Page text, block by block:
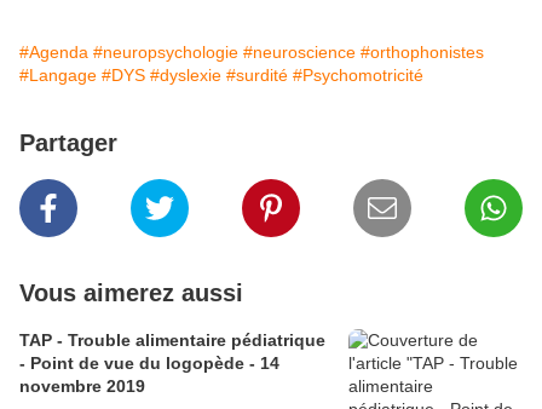
#Agenda #neuropsychologie #neuroscience #orthophonistes
#Langage #DYS #dyslexie #surdité #Psychomotricité
Partager
Vous aimerez aussi
TAP - Trouble alimentaire pédiatrique
- Point de vue du logopède - 14
novembre 2019